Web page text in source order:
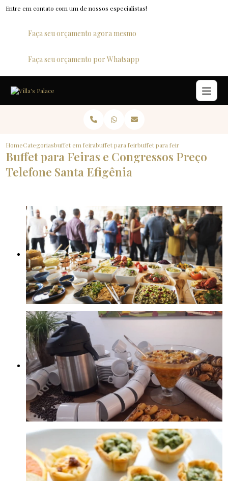
Entre em contato com um de nossos especialistas!
Faça seu orçamento agora mesmo
Faça seu orçamento por Whatsapp
HomeCategoriasbuffet em feiras e congressosbuffet para feiras e congressos preco
buffet para feiras e
Buffet para Feiras e Congressos Preço
Telefone Santa Efigênia